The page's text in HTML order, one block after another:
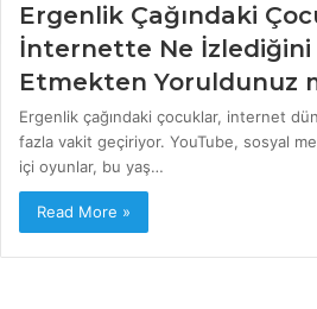
Ergenlik Çağındaki
İnternette Ne İzlediğini
Etmekten Yoruldunuz
Ergenlik çağındaki çocuklar, internet
fazla vakit geçiriyor. YouTube, sosyal
içi oyunlar, bu yaş…
Read More »